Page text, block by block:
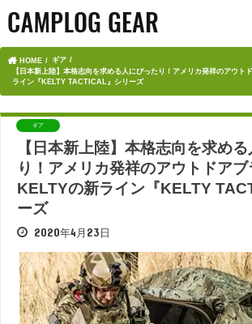
HOME
ギア
【日本新上陸】本格志向を求める人にぴったり！アメリカ発祥のアウト
ライン『KELTY TACTICAL』シリーズ
ギア
【日本新上陸】本格志向を求め
り！アメリカ発祥のアウトドアブ
KELTYの新ライン『KELTY
ーズ
2020年4月23日